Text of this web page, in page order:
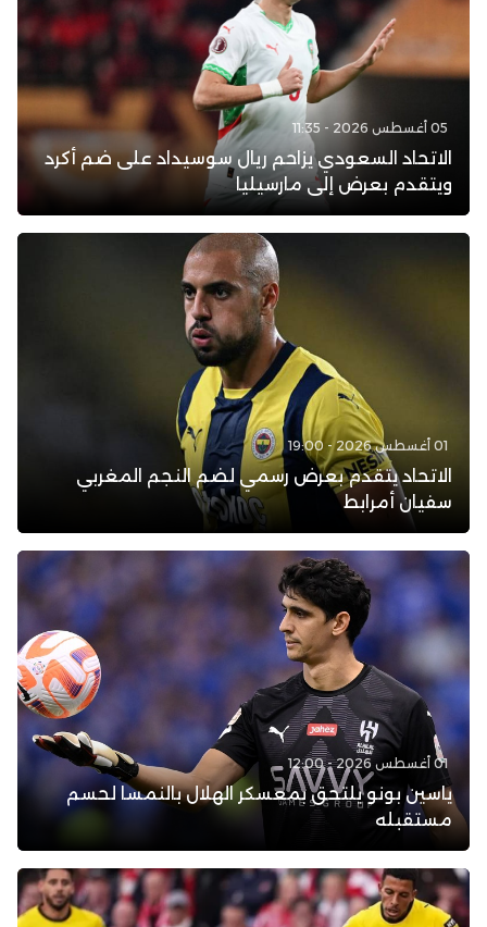
05 أغسطس 2026 - 11:35
الاتحاد السعودي يزاحم ريال سوسيداد على ضم أكرد
ويتقدم بعرض إلى مارسيليا
01 أغسطس 2026 - 19:00
الاتحاد يتقدم بعرض رسمي لضم النجم المغربي
سفيان أمرابط
01 أغسطس 2026 - 12:00
ياسين بونو يلتحق بمعسكر الهلال بالنمسا لحسم
مستقبله